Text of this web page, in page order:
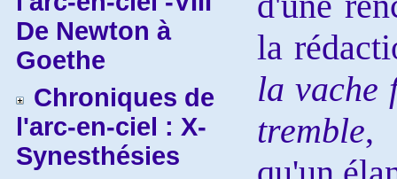
De Newton à
Goethe
Chroniques de
l'arc-en-ciel : X-
Synesthésies
la
la vache
tremble,